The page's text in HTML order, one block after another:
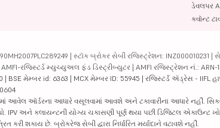
ડેવલપર
ક્વૉન્ટ
| સ્ટૉક બ્રોકર સેબી રજિસ્ટ્રેશન: INZ000010231 |
રજિસ્ટર્ડ મ્યુચ્યુઅલ ફંડ ડિસ્ટ્રીબ્યુટર | AMFI રજિસ્ટ્રેશન નં.: ARN-
| BSE મેમ્બર id: 6363 | MCX મેમ્બર ID: 55945 | રજિસ્ટર્ડ ઍડ્રેસ - IIFL
ઑર્ડરના આધારે વસૂલવામાં આવશે અને ટકાવારીના આધારે નહીં.
IPV અને ક્લાયન્ટની યોગ્ય ચકાસણી પૂર્ણ થયા પછી ડિજિટલ
શકાય છે. બ્રોકરેજ સેબી દ્વારા નિર્ધારિત મર્યાદાને વટાવશે નહીં.